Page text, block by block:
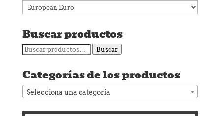
Buscar productos
Buscar
Buscar
Categorías de los productos
Selecciona una categoría